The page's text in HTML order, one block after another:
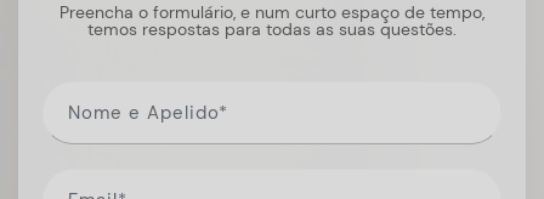
Preencha o formulário, e num curto espaço de tempo,
temos respostas para todas as suas questões.